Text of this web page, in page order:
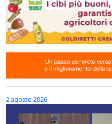
2 agosto 2026